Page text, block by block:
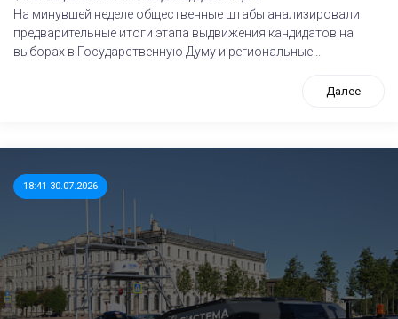
На минувшей неделе общественные штабы анализировали
предварительные итоги этапа выдвижения кандидатов на
выборах в Государственную Думу и региональные...
Далее
18:41 30.07.2026